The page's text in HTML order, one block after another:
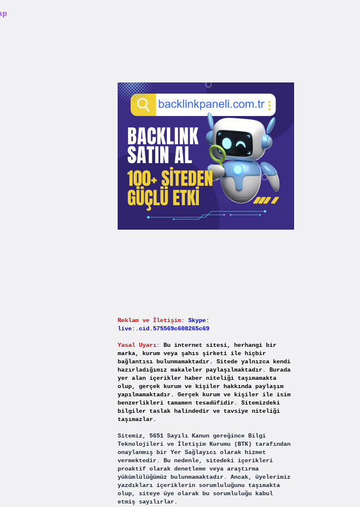
Reklam ve İletişim:
Skype:
live:.cid.575569c608265c69
Yasal Uyarı:
Bu internet sitesi, herhangi bir
marka, kurum veya şahıs şirketi ile hiçbir
bağlantısı bulunmamaktadır. Sitede yalnızca kendi
hazırladığımız makaleler paylaşılmaktadır. Burada
yer alan içerikler haber niteliği taşımamakta
olup, gerçek kurum ve kişiler hakkında paylaşım
yapılmamaktadır. Gerçek kurum ve kişiler ile isim
benzerlikleri tamamen tesadüfidir. Sitemizdeki
bilgiler taslak halindedir ve tavsiye niteliği
taşımazlar.
Sitemiz, 5651 Sayılı Kanun gereğince Bilgi
Teknolojileri ve İletişim Kurumu (BTK) tarafından
onaylanmış bir Yer Sağlayıcı olarak hizmet
vermektedir. Bu nedenle, sitedeki içerikleri
proaktif olarak denetleme veya araştırma
yükümlülüğümüz bulunmamaktadır. Ancak, üyelerimiz
yazdıkları içeriklerin sorumluluğunu taşımakta
olup, siteye üye olarak bu sorumluluğu kabul
etmiş sayılırlar.